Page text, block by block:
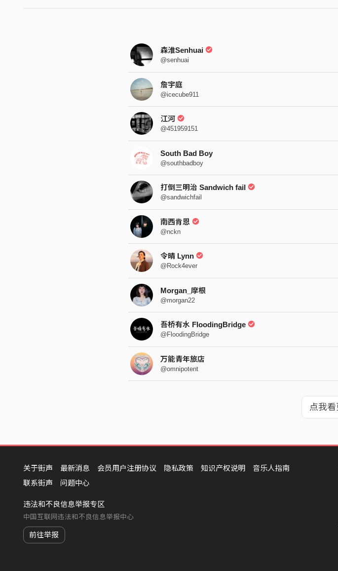
森淮Senhuai
@senhuai
詹宇庭
@icecube911
江河
@451959151
South Bad Boy
@southbadboy
打倒三明治 Sandwich fail
@sandwichfail
南西肯恩
@nckn
令晴 Lynn
@Rock4ever
Morgan_摩根
@morgan22
吾桥有水 FloodingBridge
@FloodingBridge
万能青年旅店
@omnipotent
点我看
关于街声 最新消息 会员用户注册协议 隐私政策 知识产权说明
音乐人指南
联系街声
问题中心
违法和不良信息举报专区
中国互联网违法和不良信息举报中心
前往举报